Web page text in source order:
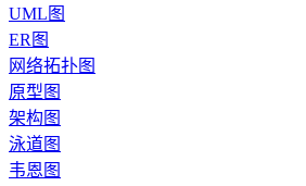
UML图
ER图
网络拓扑图
原型图
架构图
泳道图
韦恩图